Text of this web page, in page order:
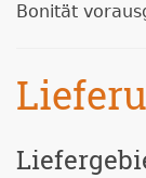
Bonität